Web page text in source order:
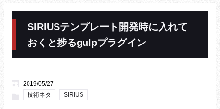
SIRIUSテンプレート開発時に入れて
おくと捗るgulpプラグイン
2019/05/27
技術ネタ
SIRIUS